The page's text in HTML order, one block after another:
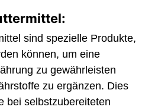
sind spezielle Produkte,
können, um eine
zu gewährleisten
zu ergänzen. Dies
bei selbstzubereiteten